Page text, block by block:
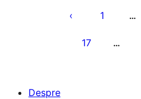
articole
1 …
17 …
Despre